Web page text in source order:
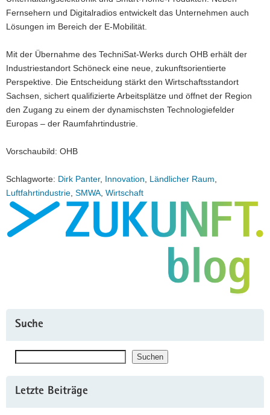
Fernsehern und Digitalradios entwickelt das Unternehmen auch
Lösungen im Bereich der E-Mobilität.
Mit der Übernahme des TechniSat-Werks durch OHB erhält der
Industriestandort Schöneck eine neue, zukunftsorientierte
Perspektive. Die Entscheidung stärkt den Wirtschaftsstandort
Sachsen, sichert qualifizierte Arbeitsplätze und öffnet der Region
den Zugang zu einem der dynamischsten Technologiefelder
Europas – der Raumfahrtindustrie.
Vorschaubild: OHB
Schlagworte: Dirk Panter, Innovation, Ländlicher Raum,
Luftfahrtindustrie, SMWA, Wirtschaft
Suche
Suchen
Letzte Beiträge